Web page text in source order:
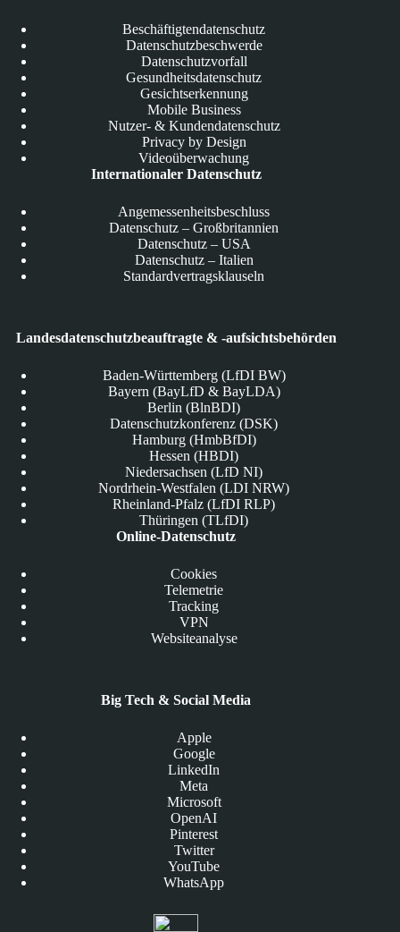
Beschäftigtendatenschutz
Datenschutzbeschwerde
Datenschutzvorfall
Gesundheitsdatenschutz
Gesichtserkennung
Mobile Business
Nutzer- & Kundendatenschutz
Privacy by Design
Videoüberwachung
Internationaler Datenschutz
Angemessenheitsbeschluss
Datenschutz – Großbritannien
Datenschutz – USA
Datenschutz – Italien
Standardvertragsklauseln
Landesdatenschutzbeauftragte & -aufsichtsbehörden
Baden-Württemberg (LfDI BW)
Bayern (BayLfD & BayLDA)
Berlin (BlnBDI)
Datenschutzkonferenz (DSK)
Hamburg (HmbBfDI)
Hessen (HBDI)
Niedersachsen (LfD NI)
Nordrhein-Westfalen (LDI NRW)
Rheinland-Pfalz (LfDI RLP)
Thüringen (TLfDI)
Online-Datenschutz
Cookies
Telemetrie
Tracking
VPN
Websiteanalyse
Big Tech & Social Media
Apple
Google
LinkedIn
Meta
Microsoft
OpenAI
Pinterest
Twitter
YouTube
WhatsApp